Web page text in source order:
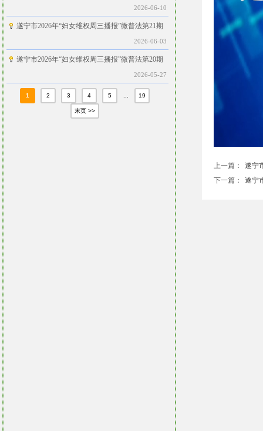
上一篇：
遂宁
下一篇：
遂宁
2026-06-10
遂宁市2026年“妇女维权周三播报”微普法第21期
2026-06-03
遂宁市2026年“妇女维权周三播报”微普法第20期
2026-05-27
1 2 3 4 5 19
末页 >>